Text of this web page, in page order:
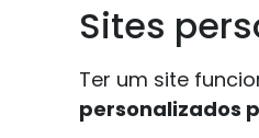
Sites
Ter um site
personalizados